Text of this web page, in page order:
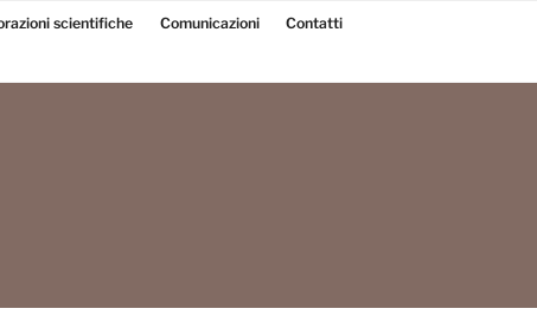
scientifiche Comunicazioni Contatti